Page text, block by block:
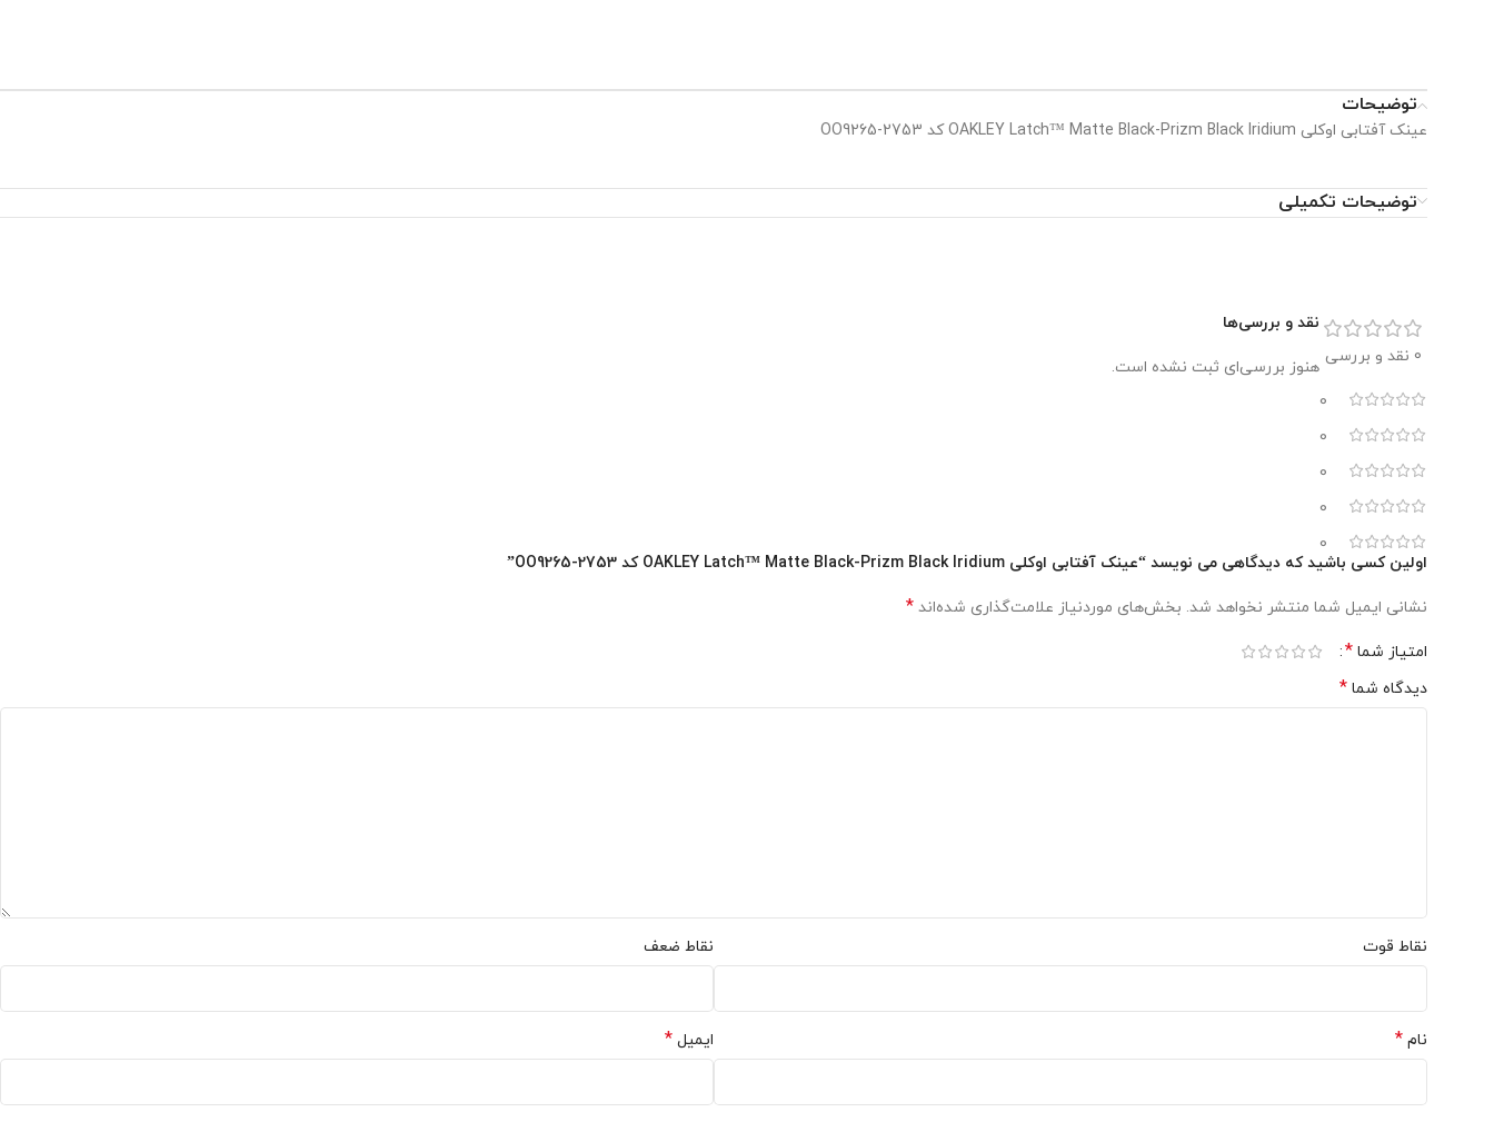
توضیحات
عینک آفتابی اوکلی OAKLEY Latch™ Matte Black-Prizm Black Iridium کد OO9265-2753
توضیحات تکمیلی
0 نقد و بررسی
0
0
0
0
0
نقد و بررسی‌ها
هنوز بررسی‌ای ثبت نشده است.
اولین کسی باشید که دیدگاهی می نویسد “عینک آفتابی اوکلی OAKLEY Latch™ Matte Black-Prizm Black Iridium کد OO9265-2753”
نشانی ایمیل شما منتشر نخواهد شد. بخش‌های موردنیاز علامت‌گذاری شده‌اند *
امتیاز شما *
دیدگاه شما *
نقاط قوت نقاط ضعف
نام * ایمیل *